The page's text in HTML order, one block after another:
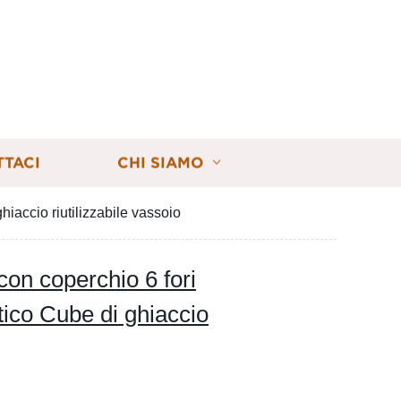
CHI SIAMO
riutilizzabile vassoio
coperchio 6 fori
Cube di ghiaccio